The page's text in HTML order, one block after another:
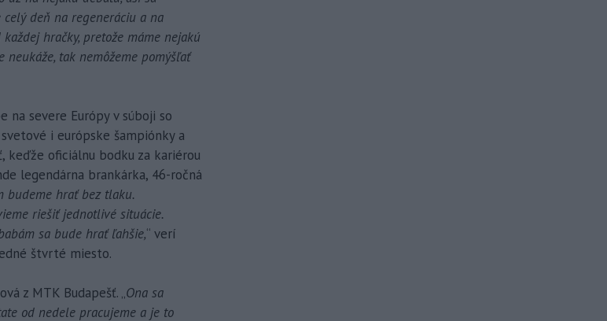
deň na regeneráciu a na
hračky, pretože máme nejakú
tak nemôžeme pomýšľať
na severe Európy v súboji so
i európske šampiónky a
oficiálnu bodku za kariérou
legendárna brankárka, 46-ročná
budeme hrať bez tlaku.
riešiť jednotlivé situácie.
sa bude hrať ľahšie,“ verí
štvrté miesto.
z MTK Budapešť. „Ona sa
od nedele pracujeme a je to